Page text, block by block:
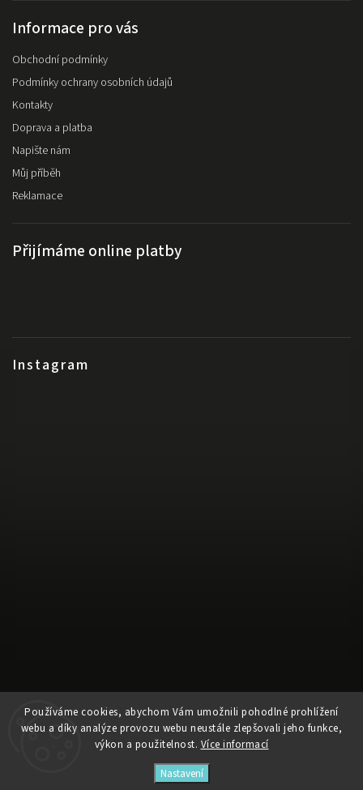
Používáme cookies, abychom Vám umožnili pohodlné prohlížení
webu a díky analýze provozu webu neustále zlepšovali jeho funkce,
výkon a použitelnost. Více informací
Nastavení
Instagram
Sledovat na Instagramu
Informace pro vás
Obchodní podmínky
Podmínky ochrany osobních údajů
Kontakty
Doprava a platba
Napište nám
Můj příběh
Reklamace
Přijímáme online platby
faifstore. Všechna práva vyhrazena.